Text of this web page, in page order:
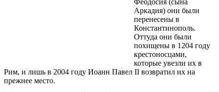
Аркадия) они были
перенесены в
Константинополь.
Оттуда они были
похищены в 1204 году
крестоносцами,
которые увезли их в
Рим, и лишь в 2004 году Иоанн Павел II возвратил их на
прежнее место.